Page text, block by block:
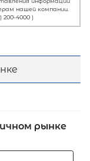
%
рынке